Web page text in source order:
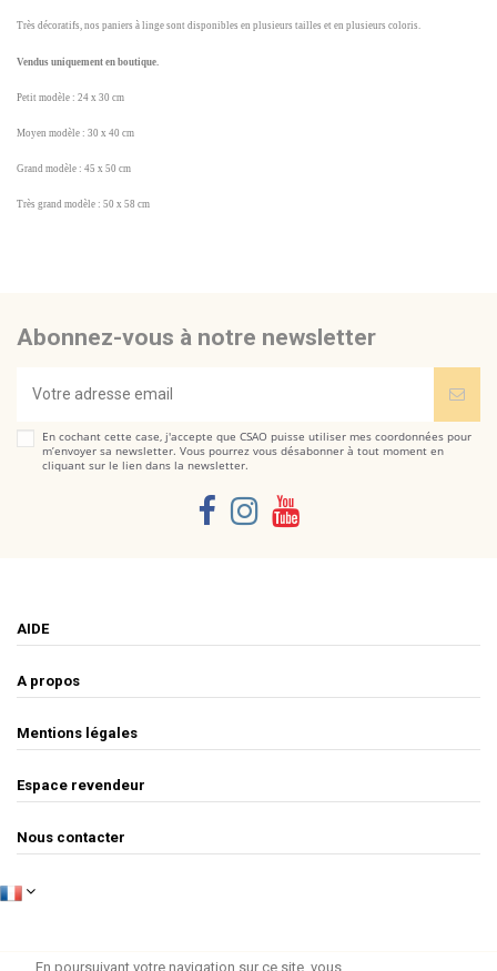
Très décoratifs, nos paniers à linge sont disponibles en plusieurs tailles et en plusieurs coloris.
Vendus uniquement en boutique.
Petit modèle : 24 x 30 cm
Moyen modèle : 30 x 40 cm
Grand modèle : 45 x 50 cm
Très grand modèle : 50 x 58 cm
Consulter, révoquer ou modifier des données
Abonnez-vous à notre newsletter
En cochant cette case, j'accepte que CSAO puisse utiliser mes coordonnées pour
m’envoyer sa newsletter. Vous pourrez vous désabonner à tout moment en
cliquant sur le lien dans la newsletter.
AIDE
A propos
Mentions légales
Espace revendeur
Nous contacter
En poursuivant votre navigation sur ce site, vous